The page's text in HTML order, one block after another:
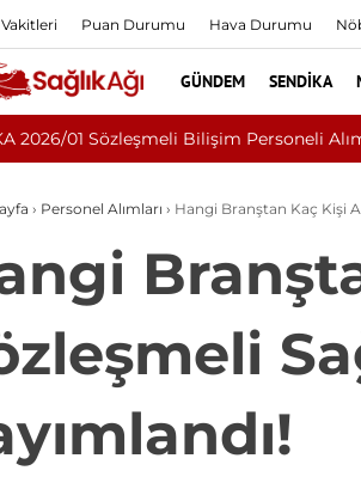
Puan Durumu Hava Durumu
GÜNDEM SENDIKA
› Personel Alımları › Hangi Branştan Kaç Kişi